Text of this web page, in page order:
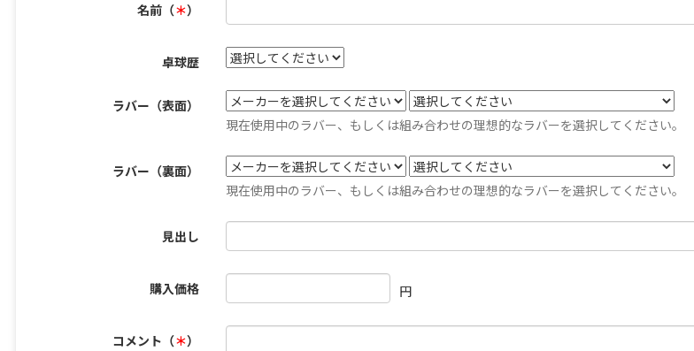
名前（＊）
卓球歴
ラバー（表面）
現在使用中のラバー、もしくは組み合わせの理想的なラバーを選択してください。
ラバー（裏面）
現在使用中のラバー、もしくは組み合わせの理想的なラバーを選択してください。
見出し
購入価格 円
コメント（＊）